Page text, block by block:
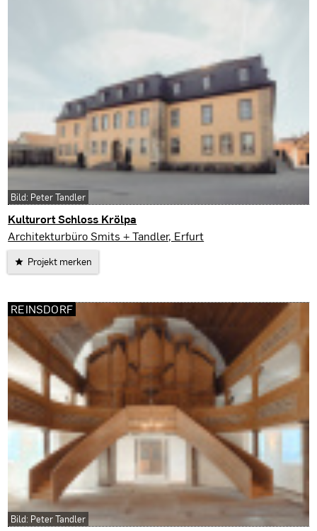
Kulturort Schloss Krölpa
Krölpa
Architekturbüro Smits + Tandler, Erfurt
Projekt merken
Bild: Peter Tandler
REINSDORF
Bild: Peter Tandler